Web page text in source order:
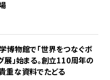
博物館で「世界をつなぐボ
展」始まる。創立110周年の
重な資料でたどる